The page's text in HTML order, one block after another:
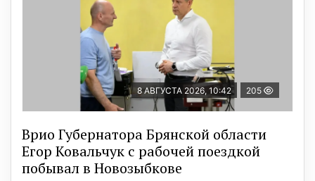
8 АВГУСТА 2026, 10:42 205
Врио Губернатора Брянской области
Егор Ковальчук с рабочей поездкой
побывал в Новозыбкове